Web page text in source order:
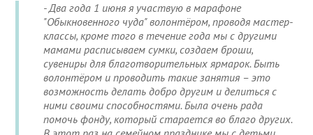
- Два года 1 июня я участвую в марафоне
"Обыкновенного чуда" волонтёром, проводя мастер-
классы, кроме того в течение года мы с другими
мамами расписываем сумки, создаем броши,
сувениры для благотворительных ярмарок. Быть
волонтёром и проводить такие занятия – это
возможность делать добро другим и делиться с
ними своими способностями. Была очень рада
помочь фонду, который старается во благо других.